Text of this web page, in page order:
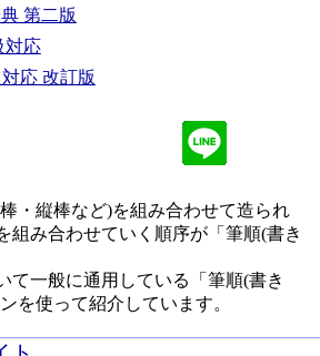
第二版
対応
応 改訂版
・縦棒など)を組み合わせて造られ
組み合わせていく順序が「筆順(書き
て一般に通用している「筆順(書き
を使って紹介しています。